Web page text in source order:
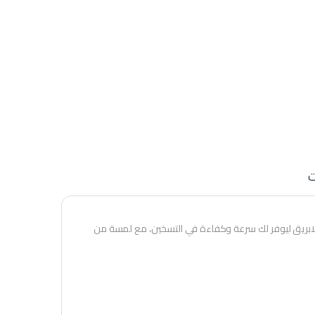
ليوفر لك سرعة وكفاءة في التسخين، مع لمسة من